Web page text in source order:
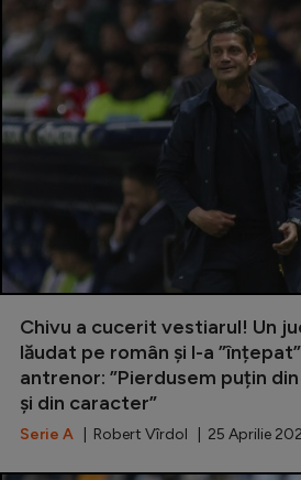
Champions League
Europa League
CM 2026
LaLiga
Serie A
Bundesliga
Ligue 1
Chivu a cucerit vestiarul! Un
lăudat pe român și l-a
antrenor: ”Pierdusem puțin
și din caracter”
Serie A | Robert Vîrdol | 25 Aprilie